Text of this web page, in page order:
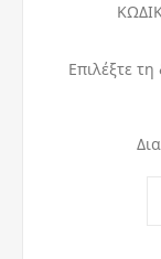
Επιλέξτε